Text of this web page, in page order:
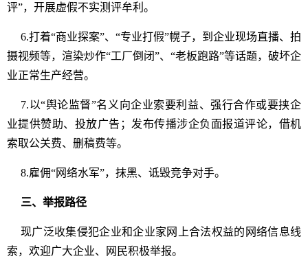
评”，开展虚假不实测评牟利。
6.打着“商业探案”、“专业打假”幌子，到企业现场直播、拍
摄视频等，渲染炒作“工厂倒闭”、“老板跑路”等话题，破坏企
业正常生产经营。
7.以“舆论监督”名义向企业索要利益、强行合作或要挟企
业提供赞助、投放广告；发布传播涉企负面报道评论，借机
索取公关费、删稿费等。
8.雇佣“网络水军”，抹黑、诋毁竞争对手。
三、举报路径
现广泛收集侵犯企业和企业家网上合法权益的网络信息线
索，欢迎广大企业、网民积极举报。